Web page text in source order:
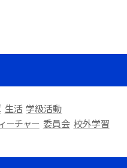
生活 学級活動
ーチャー 委員会 校外学習